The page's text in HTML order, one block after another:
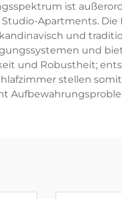
ist
Apartments. Die
und
und
und Robustheit;
stellen